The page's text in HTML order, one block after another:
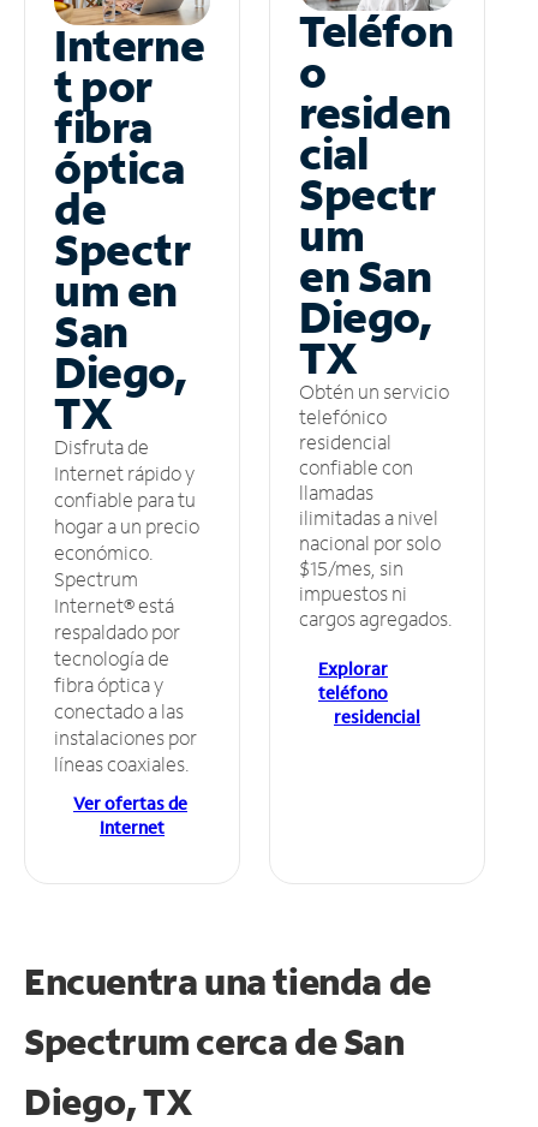
Interne
t por
fibra
óptica
de
Spectr
um en
San
Diego,
TX
Disfruta de
Internet rápido y
confiable para tu
hogar a un precio
económico.
Spectrum
Internet® está
respaldado por
tecnología de
fibra óptica y
conectado a las
instalaciones por
líneas coaxiales.
Ver ofertas de
Internet
Teléfon
o
residen
cial
Spectr
um
en San
Diego,
TX
Obtén un servicio
telefónico
residencial
confiable con
llamadas
ilimitadas a nivel
nacional por solo
$15/mes, sin
impuestos ni
cargos agregados.
Explorar
teléfono
residencial
Encuentra una tienda de
Spectrumcerca de San
Diego, TX